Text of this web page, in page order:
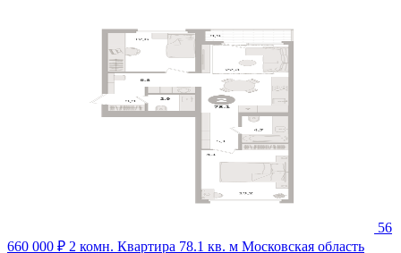
56
660 000 ₽ 2 комн. Квартира 78.1 кв. м Московская область